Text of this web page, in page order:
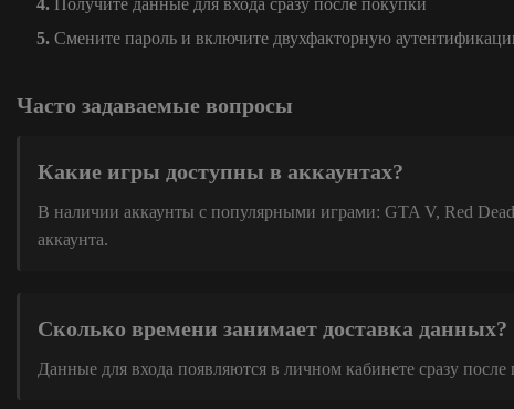
Получите данные для входа сразу после покупки
Смените пароль и включите двухфакторную
Часто задаваемые вопросы
Какие игры доступны в аккаунтах?
В наличии аккаунты с популярными играми: GTA V, Red
аккаунта.
Сколько времени занимает доставка данных?
Данные для входа появляются в личном кабинете сразу